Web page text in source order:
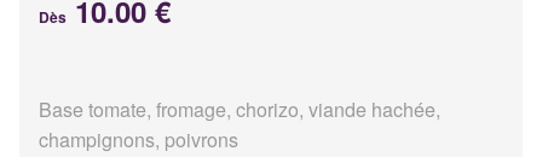
Dès 10.00 €
Base tomate, fromage, chorizo, viande hachée,
champignons, poivrons